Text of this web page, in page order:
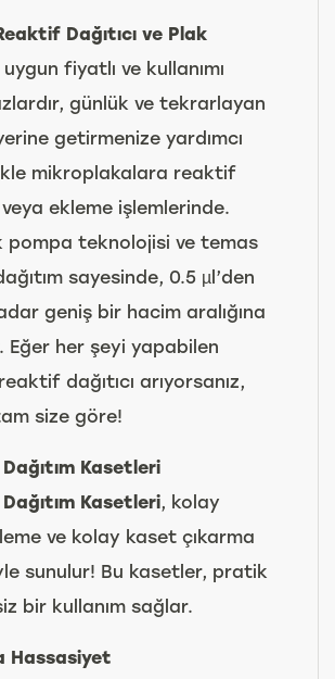
Dağıtıcı ve Plak
uygun fiyatlı ve kullanımı
günlük ve tekrarlayan
getirmenize yardımcı
mikroplakalara reaktif
ekleme işlemlerinde.
pompa teknolojisi ve temas
sayesinde, 0.5 µl’den
geniş bir hacim aralığına
Eğer her şeyi yapabilen
dağıtıcı arıyorsanız,
size göre!
Kasetleri
Kasetleri, kolay
ve kolay kaset çıkarma
sunulur! Bu kasetler, pratik
bir kullanım sağlar.
Hassasiyet